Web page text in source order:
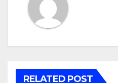
RELATED POST